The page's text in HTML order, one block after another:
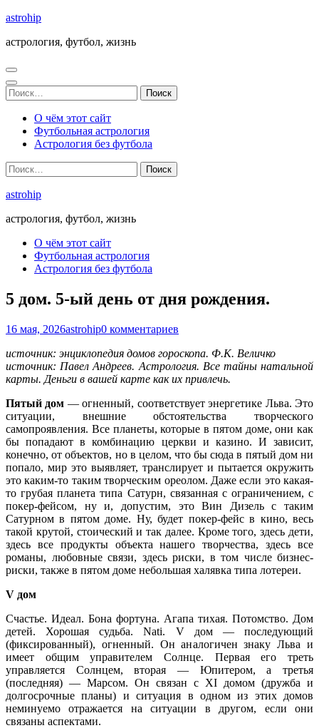
Перейти
содержимому
Enter)
astrohip
астрология, футбол, жизнь
Найти:
О чём этот сайт
Футбольная астрология
Астрология без футбола
Найти:
astrohip
астрология, футбол, жизнь
О чём этот сайт
Футбольная астрология
Астрология без футбола
5 дом. 5-ый день от дня рождения.
16 мая, 2026astrohip0 комментариев
источник: энциклопедия домов гороскопа. Ф.К. Величко
источник: Павел Андреев. Астрология. Все тайны натальной
карты. Деньги в вашей карте как их привлечь.
Пятый дом — огненный, соответствует энергетике Льва. Это
ситуации, внешние обстоятельства творческого
самопроявления. Все планеты, которые в пятом доме, они как
бы попадают в комбинацию церкви и казино. И зависит,
конечно, от объектов, но в целом, что бы сюда в пятый дом ни
попало, мир это выявляет, транслирует и пытается окружить
это каким-то таким творческим ореолом. Даже если это какая-
то грубая планета типа Сатурн, связанная с ограничением, с
покер-фейсом, ну и, допустим, это Вин Дизель с таким
Сатурном в пятом доме. Ну, будет покер-фейс в кино, весь
такой крутой, стоический и так далее. Кроме того, здесь дети,
здесь все продукты объекта нашего творчества, здесь все
романы, любовные связи, здесь риски, в том числе бизнес-
риски, также в пятом доме небольшая халявка типа лотереи.
V дом
Счастье. Идеал. Бона фортуна. Агапа тихая. Потомство. Дом
детей. Хорошая судьба. Nati. V дом — последующий
(фиксированный), огненный. Он аналогичен знаку Льва и
имеет общим управителем Солнце. Первая его треть
управляется Солнцем, вторая — Юпитером, а третья
(последняя) — Марсом. Он связан с XI домом (дружба и
долгосрочные планы) и ситуация в одном из этих домов
неминуемо отражается на ситуации в другом, если они
связаны аспектами.